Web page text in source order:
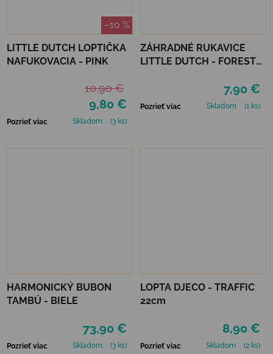
–10 %
LITTLE DUTCH LOPTIČKA
NAFUKOVACIA - PINK
9,80 €
10,90 €
Pozrieť viac Skladom (3 ks)
ZÁHRADNÉ RUKAVICE
LITTLE DUTCH - FOREST
7,90 €
Pozrieť viac Skladom (1 ks)
HARMONICKÝ BUBON
TAMBÚ - BIELE
73,90 €
Pozrieť viac Skladom (3 ks)
LOPTA DJECO - TRAFFIC
22cm
8,90 €
Pozrieť viac Skladom (2 ks)